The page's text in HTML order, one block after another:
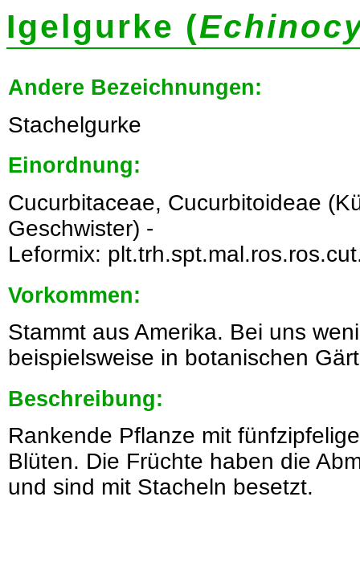
Igelgurke (
Andere Bezeichnungen:
Stachelgurke
Einordnung:
Cucurbitaceae, Cucurbitoideae
Geschwister) -
Leformix:
Vorkommen:
Stammt aus Amerika. Bei uns
beispielsweise in botanischen
Beschreibung:
Rankende Pflanze mit
Blüten. Die Früchte haben die
und sind mit Stacheln besetzt.